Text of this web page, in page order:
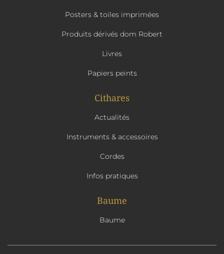
Posters & toiles imprimées
Produits dérivés dom Robert
Livres
Papiers peints
Cithares
Actualités
Instruments & accessoires
Cordes
Infos pratiques
Baume
Baume